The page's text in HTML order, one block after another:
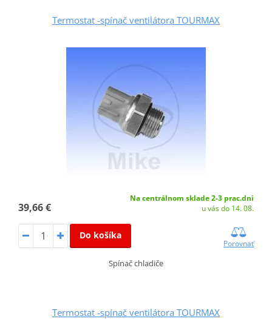
Termostat -spínač ventilátora TOURMAX
39,66 €
Na centrálnom sklade 2-3 prac.dni
u vás do 14. 08.
Do košíka
Porovnať
Spínač chladiče
Termostat -spínač ventilátora TOURMAX